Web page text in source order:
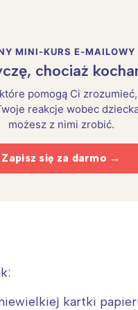
MINI-KURS E-MAILOWY
chociaż
pomogą Ci
reakcje wobec
możesz z nimi zrobić.
Zapisz się za darmo →
niewielkiej kartki